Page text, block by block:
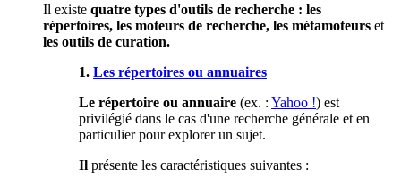
Il existe quatre types d'outils de recherche : les
répertoires, les moteurs de recherche, les métamoteurs et
les outils de curation.
1. Les répertoires ou annuaires
Le répertoire ou annuaire (ex. : Yahoo !) est
privilégié dans le cas d'une recherche générale et en
particulier pour explorer un sujet.
Il présente les caractéristiques suivantes :